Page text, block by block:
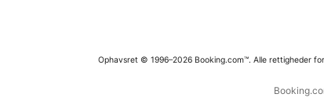
Ophavsret © 1996–2026 Booking.com™. Alle rettigheder